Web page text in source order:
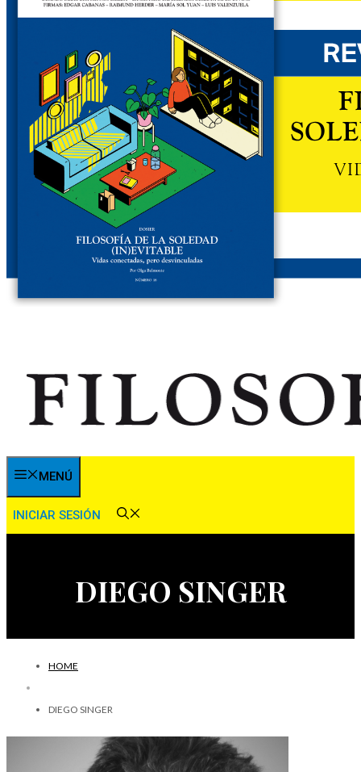
MENÚ
INICIAR SESIÓN
DIEGO SINGER
HOME
DIEGO SINGER